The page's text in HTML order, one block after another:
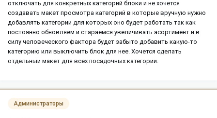
отключать для конкретных категорий блоки и не хочется
создавать макет просмотра категорий в которые вручную нужно
добавлять категории для которых оно будет работать так как
постоянно обновляем и стараемся увеличивать асортимент и в
силу человеческого фактора будет забыто добавить какую-то
категорию или выключить блок для нее. Хочется сделать
отдельный макет для всех посадочных категорий.
Администраторы